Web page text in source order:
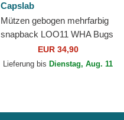
Capslab
Mützen gebogen mehrfarbig
snapback LOO11 WHA Bugs
Bunny Looney Tunes von
Capslab
EUR 34,90
Lieferung bis Dienstag, Aug. 11